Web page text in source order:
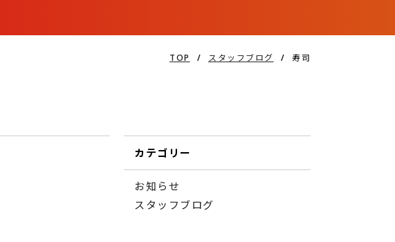
TOP / スタッフブログ / 寿司
カテゴリー
お知らせ
スタッフブログ